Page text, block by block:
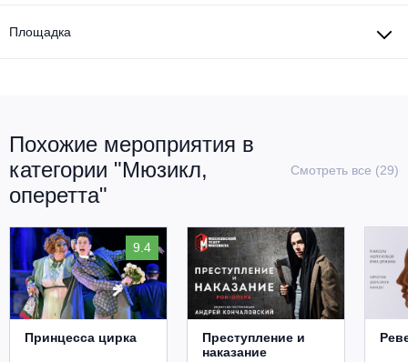
Площадка
Похожие мероприятия в
категории "Мюзикл,
оперетта"
Смотреть все (29)
9.4
Принцесса цирка
Преступление и
наказание